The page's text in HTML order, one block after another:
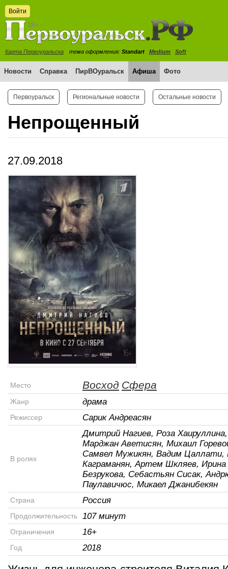
Войти
Карта Первоуральска тема оформления: Standart Medium Soft
Новости Справка ПирВОуральск Афиша Фото
Первоуральск Региональные новости Остальные новости
Непрощенный
27.09.2018
Место Восход Сфера
Жанр драма
Режиссер Сарик Андреасян
В ролях
Дмитрий Нагиев, Роза Хаируллина,
Марджан Аветисян, Михаил
Самвел Мужикян, Вадим Цаллати,
Каграманян, Артем Шкляев, Ирина
Безрукова, Себастьян Сисак,
Паулавичюс, Микаел Джанибекян
Страна Россия
Продолжительность 107 минут
Ограничения 16+
Год 2018